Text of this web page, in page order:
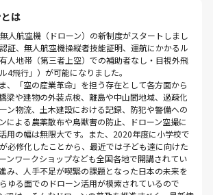
は
人航空機（ドローン）の新制度がスタートしまし
証、無人航空機操縦者技能証明、運航にかかるル
人地帯（第三者上空）での補助者なし・目視外飛
4飛行」）が可能になりました。
、「空の産業革命」を担う存在として各方面から
梁や建物の外装点検、離島や中山間地域、過疎化
ン物流、土木建設における記録、防犯や警備への
による農薬散布や鳥獣害の防止、ドローン空撮に
用の幅は無限大です。また、2020年度に小学校で
必修化したことから、最近では子ども達に向けた
ンワークショップなども全国各地で開講されてい
み、人手不足が喫緊の課題となった日本の未来を
ゆる面でのドローン活用が模索されているので